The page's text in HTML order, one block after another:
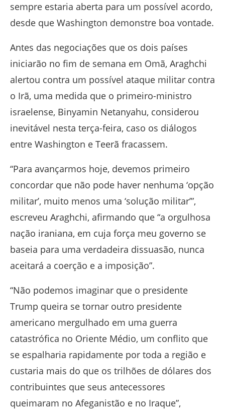
sempre estaria aberta para um possível acordo,
desde que Washington demonstre boa vontade.
Antes das negociações que os dois países
iniciarão no fim de semana em Omã, Araghchi
alertou contra um possível ataque militar contra
o Irã, uma medida que o primeiro-ministro
israelense, Binyamin Netanyahu, considerou
inevitável nesta terça-feira, caso os diálogos
entre Washington e Teerã fracassem.
“Para avançarmos hoje, devemos primeiro
concordar que não pode haver nenhuma ‘opção
militar’, muito menos uma ‘solução militar’”,
escreveu Araghchi, afirmando que “a orgulhosa
nação iraniana, em cuja força meu governo se
baseia para uma verdadeira dissuasão, nunca
aceitará a coerção e a imposição”.
“Não podemos imaginar que o presidente
Trump queira se tornar outro presidente
americano mergulhado em uma guerra
catastrófica no Oriente Médio, um conflito que
se espalharia rapidamente por toda a região e
custaria mais do que os trilhões de dólares dos
contribuintes que seus antecessores
queimaram no Afeganistão e no Iraque”,